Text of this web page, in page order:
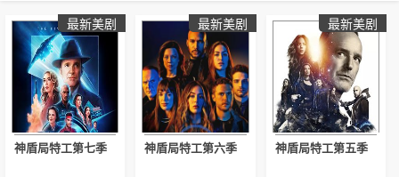
最新美剧
神盾局特工第七季
最新美剧
神盾局特工第六季
最新美剧
神盾局特工第五季